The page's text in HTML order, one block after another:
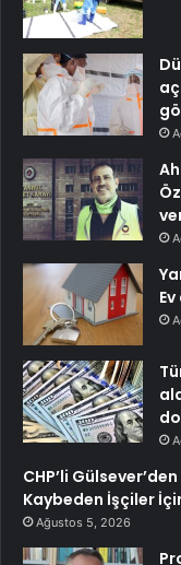
CHP’li
Kaybeden İşçiler
Ağustos 5, 2026